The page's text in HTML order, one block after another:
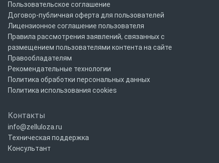
Пользовательское соглашение
Договор-публичная оферта для пользователей
Лицензионное соглашение пользователя
Правила рассмотрения заявлений, связанных с
размещением пользователями контента на сайте
Правообладателям
Рекомендательные технологии
Политика обработки персональных данных
Политика использования cookies
Контакты
info@zelluloza.ru
Техническая поддержка
Консультант